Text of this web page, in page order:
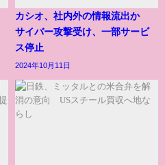
カシオ、社内外の情報流出か
サイバー攻撃受け、一部サービ
ス停止
2024年10月11日